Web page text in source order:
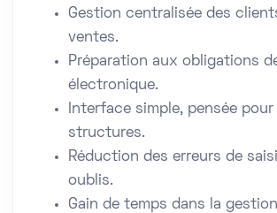
Gestion centralisée des
ventes.
Préparation aux obligations
électronique.
Interface simple, pensée
structures.
Réduction des erreurs de
oublis.
Gain de temps dans la gestion